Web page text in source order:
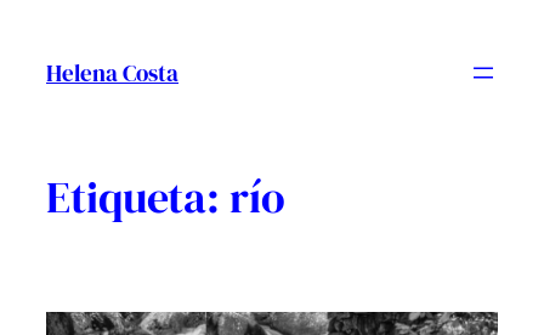
contingut
Helena Costa
Etiqueta: río